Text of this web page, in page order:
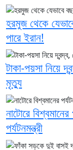
হরমুজ থেকে
পারে ইরান!
টাকা-পয়সা নিয়ে
মৃত্যু
নাটোরে
পর্যটনমন্ত্রী